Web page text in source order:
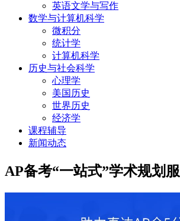
英语文学与写作
数学与计算机科学
微积分
统计学
计算机科学
历史与社会科学
心理学
美国历史
世界历史
经济学
课程辅导
新闻动态
AP备考“一站式”学术规划